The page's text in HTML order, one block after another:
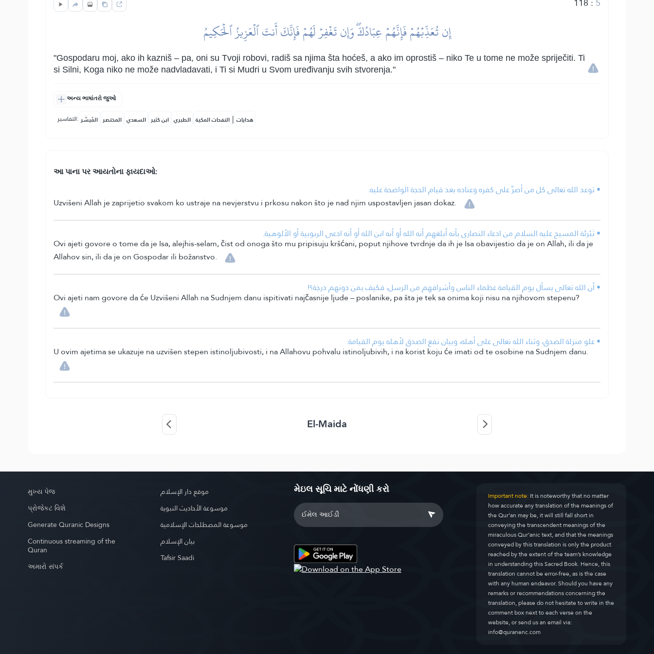
إِن تُعَذِّبۡهُمۡ فَإِنَّهُمۡ عِبَادُكَۖ وَإِن تَغۡفِرۡ لَهُمۡ فَإِنَّكَ أَنتَ ٱلۡعَزِيزُ ٱلۡحَكِيمُ
"Gospodaru moj, ako ih kazniš – pa, oni su Tvoji robovi, radiš sa njima šta hoćeš, a ako im oprostiš – niko Te u tome ne može spriječiti. Ti
si Silni, Koga niko ne može nadvladavati, i Ti si Mudri u Svom uređivanju svih stvorenja."
અન્ય ભાષાંતરો જુઓ
التفاسير: المُيسَّر المختصر السعدي ابن كثير الطبري النفحات المكية | هدايات
આ પાના પર આયતોના ફાયદાઓ:
• توعد الله تعالى كل من أصرَّ على كفره وعناده بعد قيام الحجة الواضحة عليه.
Uzvišeni Allah je zaprijetio svakom ko ustraje na nevjerstvu i prkosu nakon što je nad njim uspostavljen jasan dokaz.
• تَبْرئة المسيح عليه السلام من ادعاء النصارى بأنه أبلغهم أنه الله أو أنه ابن الله أو أنه ادعى الربوبية أو الألوهية.
Ovi ajeti govore o tome da je Isa, alejhis-selam, čist od onoga što mu pripisuju kršćani, poput njihove tvrdnje da ih je Isa obavijestio da je on Allah, ili da je
Allahov sin, ili da je on Gospodar ili božanstvo.
• أن الله تعالى يسأل يوم القيامة عظماء الناس وأشرافهم من الرسل، فكيف بمن دونهم درجة؟!
Ovi ajeti nam govore da će Uzvišeni Allah na Sudnjem danu ispitivati najčasnije ljude – poslanike, pa šta je tek sa onima koji nisu na njihovom stepenu?
• علو منزلة الصدق، وثناء الله تعالى على أهله، وبيان نفع الصدق لأهله يوم القيامة.
U ovim ajetima se ukazuje na uzvišen stepen istinoljubivosti, i na Allahovu pohvalu istinoljubivih, i na korist koju će imati od te osobine na Sudnjem danu.
El-Maida
મુખ્ય પેજ
પ્રોજેકટ વિશે
Generate Quranic Designs
Continuous streaming of the
Quran
અમારો સંપર્ક
موقع دار الإسلام
موسوعة الأحاديث النبوية
موسوعة المصطلحات الإسلامية
بيان الإسلام
Tafsir Saadi
મેઇલ સૂચિ માટે નોંધણી કરો Important note:It is noteworthy that no matter
how accurate any translation of the meanings of
the Qur’an may be, it will still fall short in
conveying the transcendent meanings of the
miraculous Qur’anic text, and that the meanings
conveyed by this translation is only the product
reached by the extent of the team’s knowledge
in understanding this Sacred Book. Hence, this
translation cannot be error-free, as is the case
with any human endeavor. Should you have any
remarks or recommendations concerning the
translation, please do not hesitate to write in the
comment box next to each verse on the
website, or send us an email via:
info@quranenc.com